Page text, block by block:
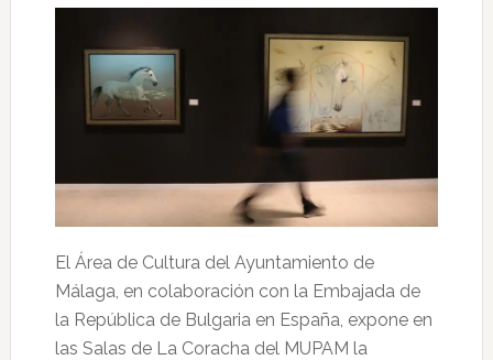
El Área de Cultura del Ayuntamiento de
Málaga, en colaboración con la Embajada de
la República de Bulgaria en España, expone en
las Salas de La Coracha del MUPAM la